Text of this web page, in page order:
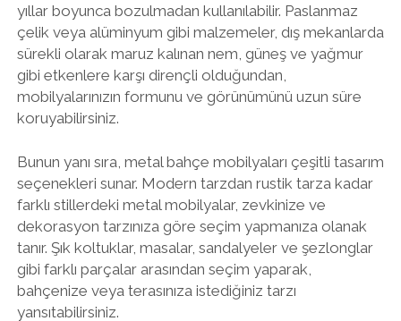
yıllar boyunca bozulmadan kullanılabilir. Paslanmaz
çelik veya alüminyum gibi malzemeler, dış mekanlarda
sürekli olarak maruz kalınan nem, güneş ve yağmur
gibi etkenlere karşı dirençli olduğundan,
mobilyalarınızın formunu ve görünümünü uzun süre
koruyabilirsiniz.
Bunun yanı sıra, metal bahçe mobilyaları çeşitli tasarım
seçenekleri sunar. Modern tarzdan rustik tarza kadar
farklı stillerdeki metal mobilyalar, zevkinize ve
dekorasyon tarzınıza göre seçim yapmanıza olanak
tanır. Şık koltuklar, masalar, sandalyeler ve şezlonglar
gibi farklı parçalar arasından seçim yaparak,
bahçenize veya terasınıza istediğiniz tarzı
yansıtabilirsiniz.